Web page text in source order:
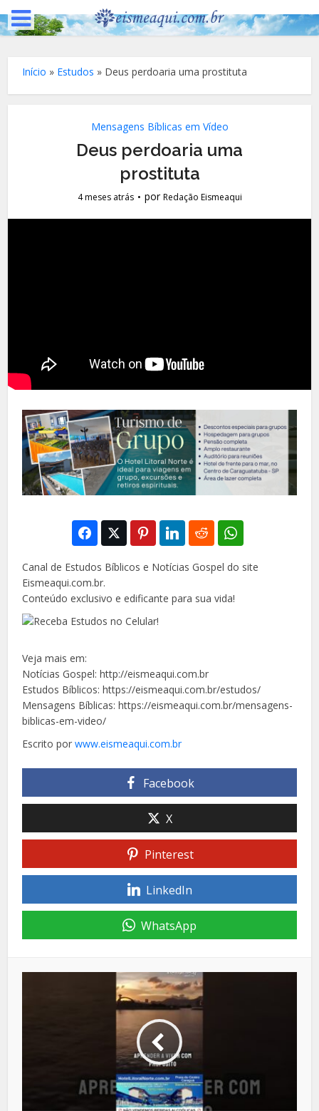
Início » Estudos » Deus perdoaria uma prostituta
Mensagens Bíblicas em Vídeo
Deus perdoaria uma
prostituta
4 meses atrás porRedação Eismeaqui
Canal de Estudos Bíblicos e Notícias Gospel do site
Eismeaqui.com.br.
Conteúdo exclusivo e edificante para sua vida!
Veja mais em:
Notícias Gospel: http://eismeaqui.com.br
Estudos Bíblicos: https://eismeaqui.com.br/estudos/
Mensagens Bíblicas: https://eismeaqui.com.br/mensagens-
biblicas-em-video/
Escrito porwww.eismeaqui.com.br
Facebook
X
Pinterest
LinkedIn
WhatsApp